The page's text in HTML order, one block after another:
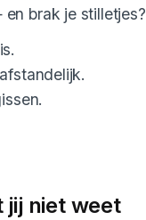
brak je stilletjes?
jij niet weet